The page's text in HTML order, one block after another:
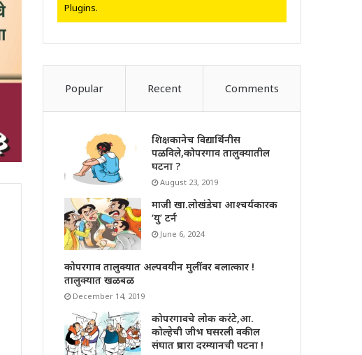
Plugins.
Popular Recent Comments
शिक्षकानेच विद्यार्थिनीस
पळविले,कोपरगाव तालुक्यातील
घटना ?
August 23, 2019
माजी खा.लोखंडेचा आश्चर्यकारक
‘यु’ टर्न
June 6, 2024
कोपरगाव तालुक्यात अल्पवयीन मुलींवर बलात्कार !
तालुक्यात खळबळ
December 14, 2019
कोपरगावचे लोक करंटे,आ.
कोल्हेची जीभ घसरली वकील
संघात प्रचारा दरम्यानची घटना !